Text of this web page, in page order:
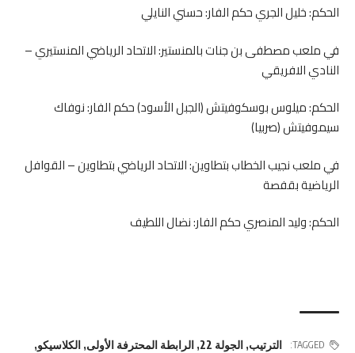
الحكم: خليل الجري حكم الفار: حسني النايلي
في ملعب مصطفى بن جنات بالمنستير: الاتحاد الرياضي المنستيري –
النادي الافريقي
الحكم: ميلوس بوسكوفيتش (الجبل الأسود) حكم الفار: نوفاك
سيموفيتش (صربيا)
في ملعب نجيب الخطاب بتطاوين: الاتحاد الرياضي بتطاوين – القوافل
الرياضية بقفصة
الحكم: وليد المنصري حكم الفار: نضال اللطيف
TAGGED: الترتيب,الجولة 22 ,الرابطة المحترفة الأولى, الكلاسيكو,